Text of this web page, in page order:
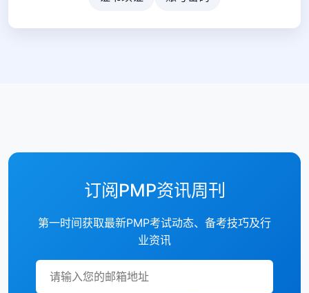
订阅PMP资讯周刊
第一时间获取最新PMP考试动态、备考技巧及行
业资讯